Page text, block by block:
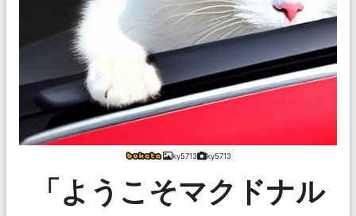
ky5713 ky5713
「ようこそマクドナル